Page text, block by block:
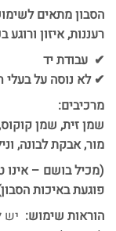
הסבון מתאים
רעננות, איזון
✔ עבודת יד
✔ לא נוסה על בעלי
מרכיבים:
שמן זית, שמן
מור, אבקת לבונה,
פוגעת באיכות
הוראות שימוש: יש